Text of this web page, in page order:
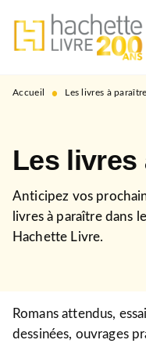
MENU
PIED DE PAGE
Accueil • Les livres à paraître
Les livres
Anticipez vos
livres à paraître dans
Hachette Livre.
Romans attendus,
dessinées, ouvrages